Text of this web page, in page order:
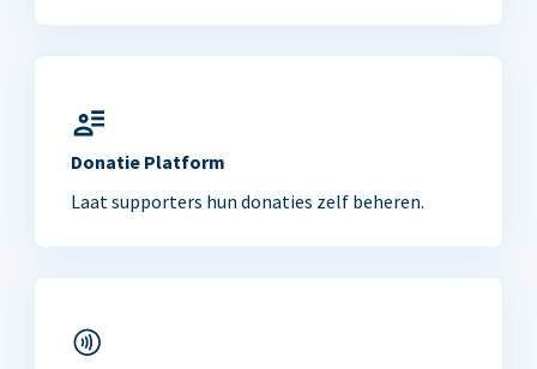
Donatie Platform
Laat supporters hun donaties zelf beheren.